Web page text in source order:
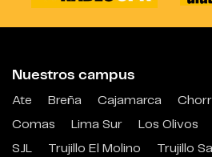
Nuestros campus
Ate Breña Cajamarca
Comas
Lima Sur
Los Olivos
SJL
Trujillo El Molino Trujillo